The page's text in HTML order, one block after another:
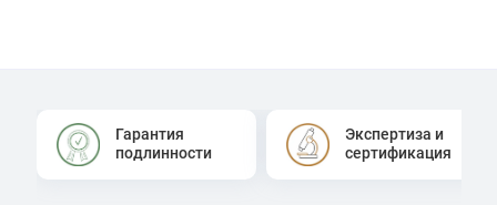
Гарантия
подлинности
Экспертиза и
сертификация